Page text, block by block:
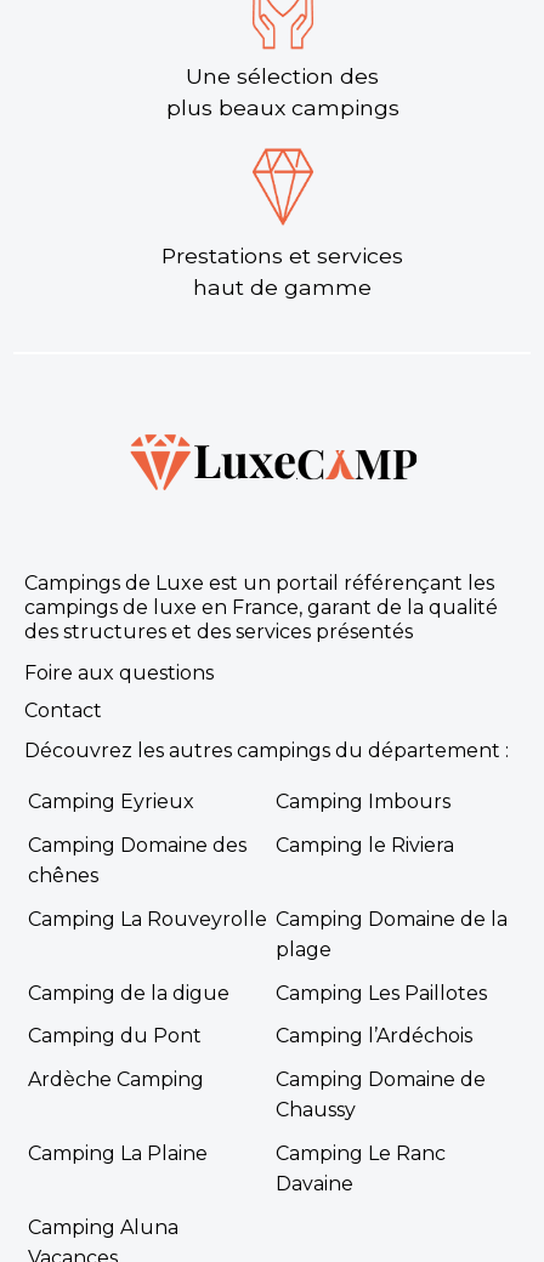
Une sélection des
plus beaux campings
Prestations et services
haut de gamme
Campings de Luxe est un portail référençant les
campings de luxe en France, garant de la qualité
des structures et des services présentés
Foire aux questions
Contact
Découvrez les autres campings du département :
Camping Eyrieux
Camping Imbours
Camping Domaine des
chênes
Camping le Riviera
Camping La Rouveyrolle Camping Domaine de la
plage
Camping de la digue
Camping Les Paillotes
Camping du Pont
Camping l’Ardéchois
Ardèche Camping
Camping Domaine de
Chaussy
Camping La Plaine
Camping Le Ranc
Davaine
Camping Aluna